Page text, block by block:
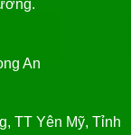
An
TT Yên Mỹ, Tỉnh